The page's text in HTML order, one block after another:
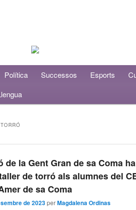
principal
secundari
Política Successos Esports
TORRÓ
de la Gent Gran de sa Coma ha
de torró als alumnes del
de sa Coma
de 2023 perMagdalena Ordinas